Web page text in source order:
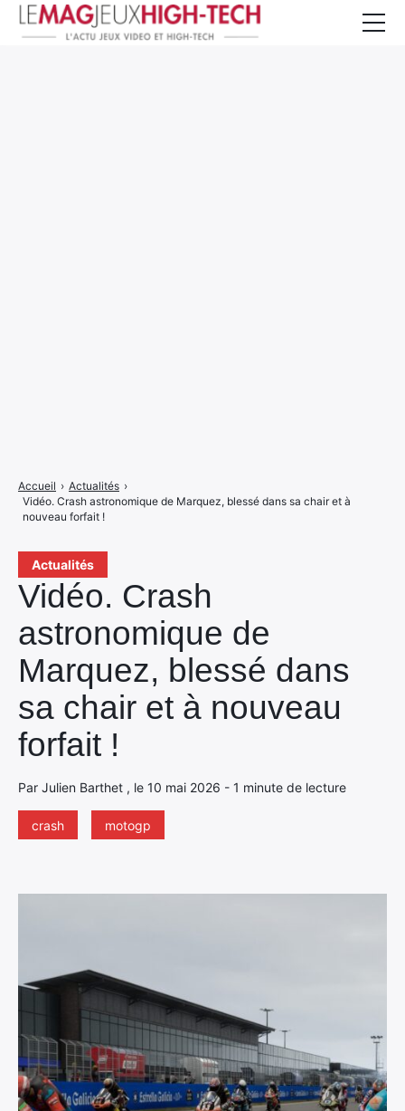
Actualités
Vidéo. Crash
astronomique de
Marquez, blessé dans
sa chair et à nouveau
forfait !
Par Julien Barthet , le 10 mai 2026 - 1 minute de lecture
crash motogp
Accueil › Actualités ›
Vidéo. Crash astronomique de Marquez, blessé dans sa chair et à
nouveau forfait !